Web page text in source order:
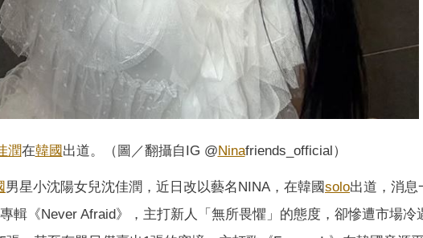
潤在韓國出道。（圖／翻攝自IG @Ninafriends_official）
男星小沈陽女兒沈佳潤，近日改以藝名NINA，在韓國solo出道，消息
輯《Never Afraid》，主打新人「無所畏懼」的態度，卻慘遭市場冷